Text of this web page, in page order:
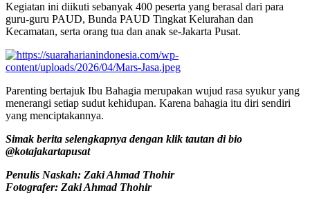
Kegiatan ini diikuti sebanyak 400 peserta yang berasal dari para
guru-guru PAUD, Bunda PAUD Tingkat Kelurahan dan
Kecamatan, serta orang tua dan anak se-Jakarta Pusat.
Parenting bertajuk Ibu Bahagia merupakan wujud rasa syukur yang
menerangi setiap sudut kehidupan. Karena bahagia itu diri sendiri
yang menciptakannya.
Simak berita selengkapnya dengan klik tautan di bio
@kotajakartapusat
Penulis Naskah: Zaki Ahmad Thohir
Fotografer: Zaki Ahmad Thohir